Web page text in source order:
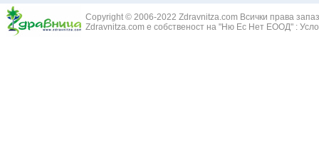
Copyright © 2006-2022 Zdravnitza.com Всички права
Zdravnitza.com е собственост на "Ню Ес Нет ЕООД" :